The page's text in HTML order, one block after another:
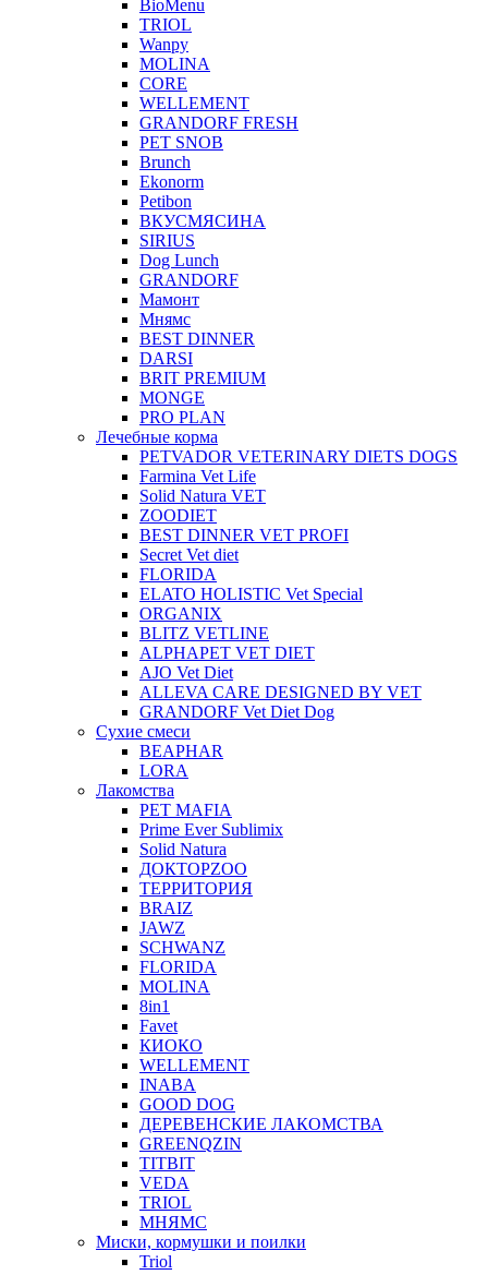
BioMenu
TRIOL
Wanpy
MOLINA
CORE
WELLEMENT
GRANDORF FRESH
PET SNOB
Brunch
Ekonorm
Petibon
ВКУСМЯСИНА
SIRIUS
Dog Lunch
GRANDORF
Мамонт
Мнямс
BEST DINNER
DARSI
BRIT PREMIUM
MONGE
PRO PLAN
Лечебные корма
PETVADOR VETERINARY DIETS DOGS
Farmina Vet Life
Solid Natura VET
ZOODIET
BEST DINNER VET PROFI
Secret Vet diet
FLORIDA
ELATO HOLISTIC Vet Special
ORGANIX
BLITZ VETLINE
ALPHAPET VET DIET
AJO Vet Diet
ALLEVA CARE DESIGNED BY VET
GRANDORF Vet Diet Dog
Сухие смеси
BEAPHAR
LORA
Лакомства
PET MAFIA
Prime Ever Sublimix
Solid Natura
ДОКТОРZOO
ТЕРРИТОРИЯ
BRAIZ
JAWZ
SCHWANZ
FLORIDA
MOLINA
8in1
Favet
КИОКО
WELLEMENT
INABA
GOOD DOG
ДЕРЕВЕНСКИЕ ЛАКОМСТВА
GREENQZIN
TITBIT
VEDA
TRIOL
МНЯМС
Миски, кормушки и поилки
Triol